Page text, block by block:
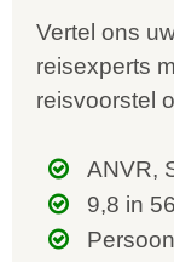
Vertel ons
reisexperts
reisvoorstel
ANVR,
9,8 in